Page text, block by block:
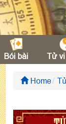
Bói bài Tử
Home